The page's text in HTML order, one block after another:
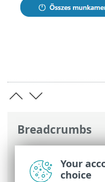
Breadcrumbs
ESET Online súgó>
Manager
>Az
használata> Secure
Your
choice